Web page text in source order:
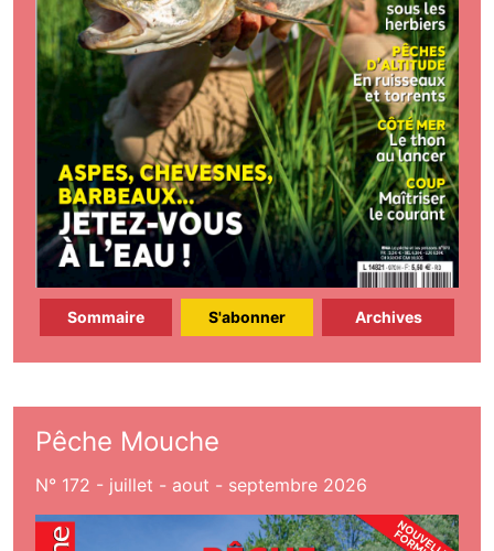
Sommaire S'abonner Archives
Pêche Mouche
N° 172 - juillet - aout - septembre 2026